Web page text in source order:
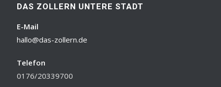
DAS ZOLLERN UNTERE STADT
E-Mail
hallo@das-zollern.de
Telefon
0176/20339700